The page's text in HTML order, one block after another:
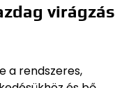
virágzás
a rendszeres,